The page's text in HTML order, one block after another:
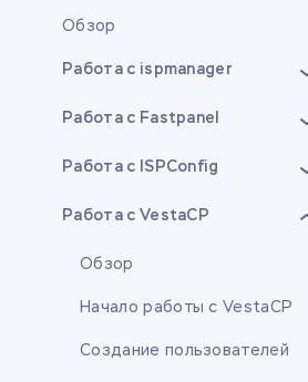
Обзор
Работа с ispmanager
Работа с Fastpanel
Работа с ISPConfig
Работа с VestaCP
Обзор
Начало работы с VestaCP
Создание пользователей